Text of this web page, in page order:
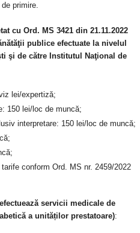
primire.
cu Ord. MS 3421 din 21.11.2022
publice efectuate la nivelul
şi de către Institutul Naţional de
lei/expertiză;
150 lei/loc de muncă;
interpretare: 150 lei/loc de muncă;
conform Ord. MS nr. 2459/2022
servicii medicale de
a unităților prestatoare):